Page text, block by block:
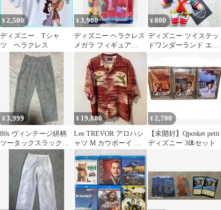
¥2,500
ディズニー Tシャ
ツ ヘラクレス
¥3,980
ディズニー ヘラクレス
メガラ フィギュア
Mattel Hercules 3体
¥800
ディズニー ツイステッ
ドワンダーランド エク
¥3,999
80s ヴィンテージ絣柄
ツータックスラック
ス グレー W32位
カスリ柄チェック
¥ 19,800
Lee TREVOR アロハシ
ャツ M カウボーイ レ
ーヨン ビンテージ
¥ 2,700
【未開封】Qposket petit
ディズニー 3体セット